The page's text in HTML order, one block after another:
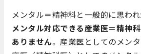
メンタル＝精神科と一般的に思わ
メンタル対応できる産業医＝精神
ありません。産業医としてのメン